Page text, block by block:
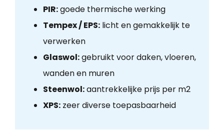
PIR:goede thermische werking
Tempex / EPS:licht en gemakkelijk te
verwerken
Glaswol:gebruikt voor daken, vloeren,
wanden en muren
Steenwol:aantrekkelijke prijs per m2
XPS:zeer diverse toepasbaarheid